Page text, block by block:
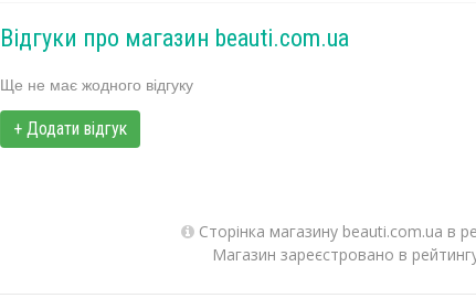
Відгуки про магазин beauti.com.ua
Ще не має жодного відгуку
+ Додати відгук
Сторінка магазину beauti.com.ua в
Магазин зареєстровано в